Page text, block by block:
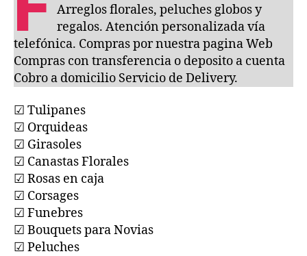
Arreglos florales, peluches globos y
regalos. Atención personalizada vía
telefónica. Compras por nuestra pagina Web
Compras con transferencia o deposito a cuenta
Cobro a domicilio Servicio de Delivery.
☑ Tulipanes
☑ Orquideas
☑ Girasoles
☑ Canastas Florales
☑ Rosas en caja
☑ Corsages
☑ Funebres
☑ Bouquets para Novias
☑ Peluches